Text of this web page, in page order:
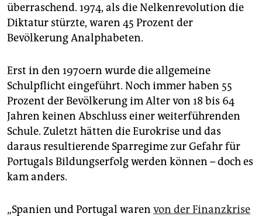
überraschend. 1974, als die Nelkenrevolution die
Diktatur stürzte, waren 45 Prozent der
Bevölkerung Analphabeten.
Erst in den 1970ern wurde die allgemeine
Schulpflicht eingeführt. Noch immer haben 55
Prozent der Bevölkerung im Alter von 18 bis 64
Jahren keinen Abschluss einer weiterführenden
Schule. Zuletzt hätten die Eurokrise und das
daraus resultierende Sparregime zur Gefahr für
Portugals Bildungserfolg werden können – doch es
kam anders.
„Spanien und Portugal waren von der Finanzkrise